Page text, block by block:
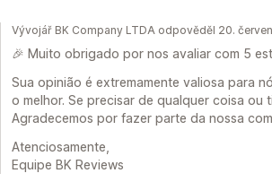
Vývojář BK Company LTDA odpověděl 20.
🎉 Muito obrigado por nos avaliar com 5
Sua opinião é extremamente valiosa para
o melhor. Se precisar de qualquer coisa ou
Agradecemos por fazer parte da nossa
Atenciosamente,
Equipe BK Reviews